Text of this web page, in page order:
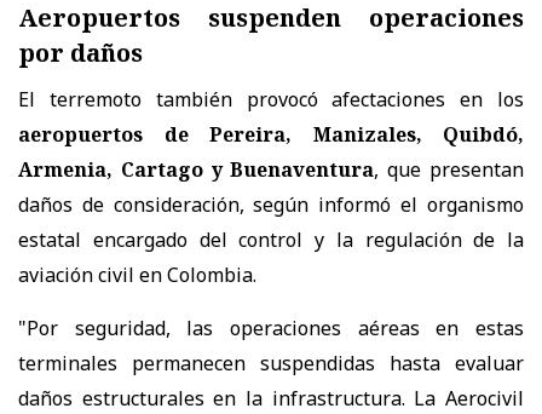
Aeropuertos suspenden operaciones
por daños
El terremoto también provocó afectaciones en los
aeropuertos de Pereira, Manizales, Quibdó,
Armenia, Cartago y Buenaventura, que presentan
daños de consideración, según informó el organismo
estatal encargado del control y la regulación de la
aviación civil en Colombia.
"Por seguridad, las operaciones aéreas en estas
terminales permanecen suspendidas hasta evaluar
daños estructurales en la infrastructura. La Aerocivil